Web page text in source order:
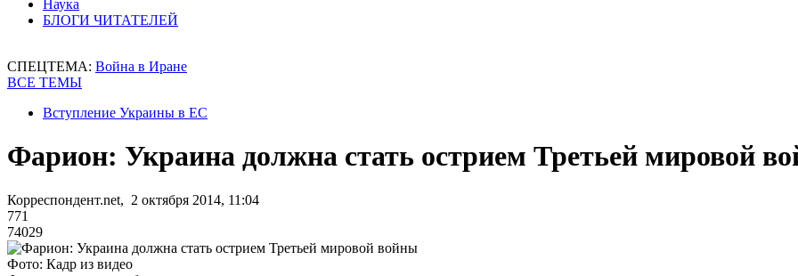
Наука
БЛОГИ ЧИТАТЕЛЕЙ
СПЕЦТЕМА: Война в Иране
ВСЕ ТЕМЫ
Вступление Украины в ЕС
Фарион: Украина должна стать острием Третьей мировой
Корреспондент.net, 2 октября 2014, 11:04
771
74029
Фото: Кадр из видео